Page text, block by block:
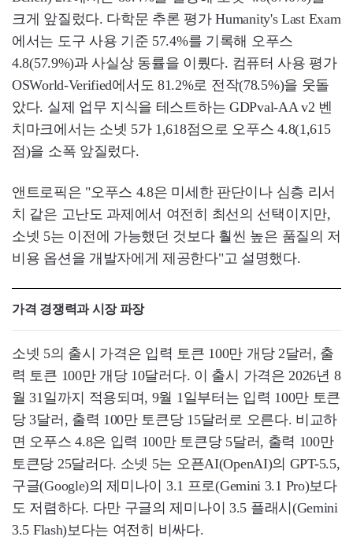
크게 앞질렀다. 다학문 추론 평가 Humanity's Last Exam
에서는 도구 사용 기준 57.4%를 기록해 오푸스
4.8(57.9%)과 사실상 동률을 이뤘다. 컴퓨터 사용 평가
OSWorld-Verified에서도 81.2%로 전작(78.5%)을 웃돌
았다. 실제 업무 지식을 테스트하는 GDPval-AA v2 벤
치마크에서는 소넷 5가 1,618점으로 오푸스 4.8(1,615
점)을 소폭 앞질렀다.
앤트로픽은 "오푸스 4.8은 미세한 판단이나 심층 리서
치 같은 고난도 과제에서 여전히 최선의 선택이지만,
소넷 5는 이전에 가능했던 것보다 훨씬 높은 품질의 저
비용 옵션을 개발자에게 제공한다"고 설명했다.
가격 경쟁력과 시장 파장
소넷 5의 출시 가격은 입력 토큰 100만 개당 2달러, 출
력 토큰 100만 개당 10달러다. 이 출시 가격은 2026년 8
월 31일까지 적용되며, 9월 1일부터는 입력 100만 토큰
당 3달러, 출력 100만 토큰당 15달러로 오른다. 비교하
면 오푸스 4.8은 입력 100만 토큰당 5달러, 출력 100만
토큰당 25달러다. 소넷 5는 오픈AI(OpenAI)의 GPT-5.5,
구글(Google)의 제미나이 3.1 프로(Gemini 3.1 Pro)보다
도 저렴하다. 다만 구글의 제미나이 3.5 플래시(Gemini
3.5 Flash)보다는 여전히 비싸다.